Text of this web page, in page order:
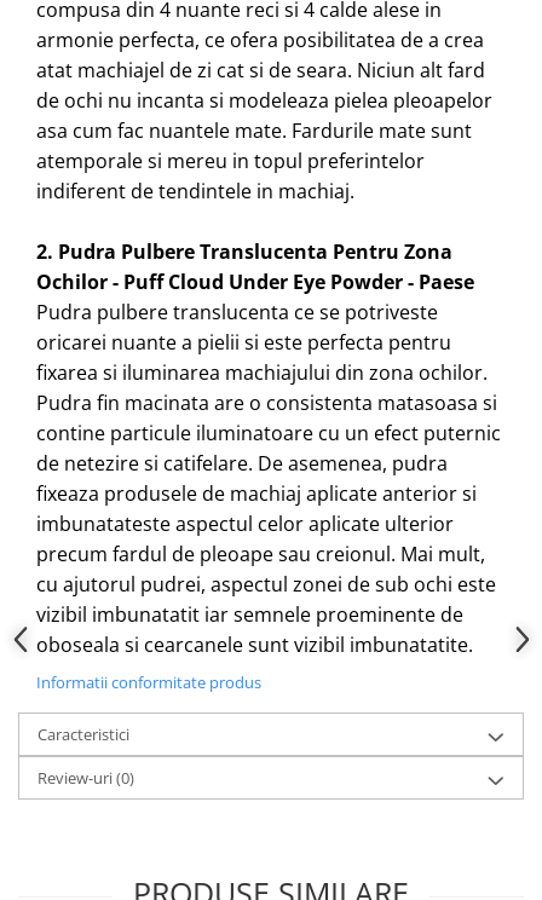
compusa din 4 nuante reci si 4 calde alese in
armonie perfecta, ce ofera posibilitatea de a crea
atat machiajel de zi cat si de seara. Niciun alt fard
de ochi nu incanta si modeleaza pielea pleoapelor
asa cum fac nuantele mate. Fardurile mate sunt
atemporale si mereu in topul preferintelor
indiferent de tendintele in machiaj.
2. Pudra Pulbere Translucenta Pentru Zona
Ochilor - Puff Cloud Under Eye Powder - Paese
Pudra pulbere translucenta ce se potriveste
oricarei nuante a pielii si este perfecta pentru
fixarea si iluminarea machiajului din zona ochilor.
Pudra fin macinata are o consistenta matasoasa si
contine particule iluminatoare cu un efect puternic
de netezire si catifelare. De asemenea, pudra
fixeaza produsele de machiaj aplicate anterior si
imbunatateste aspectul celor aplicate ulterior
precum fardul de pleoape sau creionul. Mai mult,
cu ajutorul pudrei, aspectul zonei de sub ochi este
vizibil imbunatatit iar semnele proeminente de
oboseala si cearcanele sunt vizibil imbunatatite.
Informatii conformitate produs
Caracteristici
Review-uri(0)